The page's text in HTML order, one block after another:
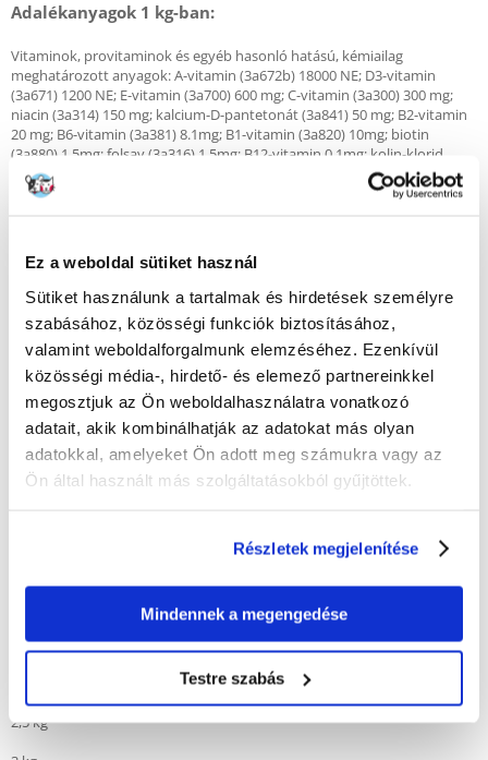
Ez a weboldal sütiket használ
Sütiket használunk a tartalmak és hirdetések személyre
szabásához, közösségi funkciók biztosításához,
valamint weboldalforgalmunk elemzéséhez. Ezenkívül
közösségi média-, hirdető- és elemező partnereinkkel
megosztjuk az Ön weboldalhasználatra vonatkozó
adatait, akik kombinálhatják az adatokat más olyan
adatokkal, amelyeket Ön adott meg számukra vagy az
Ön által használt más szolgáltatásokból gyűjtöttek.
Részletek megjelenítése
Mindennek a megengedése
Testre szabás
Adalékanyagok 1 kg-ban:
Vitaminok, provitaminok és egyéb hasonló hatású, kémiailag
meghatározott anyagok: A-vitamin (3a672b) 18000 NE; D3-vitamin
(3a671) 1200 NE; E-vitamin (3a700) 600 mg; C-vitamin (3a300) 300 mg;
niacin (3a314) 150 mg; kalcium-D-pantetonát (3a841) 50 mg; B2-vitamin
20 mg; B6-vitamin (3a381) 8.1mg; B1-vitamin (3a820) 10mg; biotin
(3a880) 1,5mg; folsav (3a316) 1,5mg; B12-vitamin 0,1mg; kolin-klorid
(3a890) 2500mg; béta-karotin [3a160(a) 1,5mg. Nyomelemkeverékek:
cink [cinkkelát metionin-hidroxi-analóggal (3b6.10)]: 163,80 mg; mangán
hidroxi-analóggal (3b4.10)]: 15,80 mg. Aminosavak, sóik és kapcsolódó
termékek: DL-metionin, tiszta (3c301) 5000mg; taurin (3a370) 4000mg; L-
karnitin (3a910) 300mg. Érzékszervi adalékanyagok: zöld tea kivonat
100mg; rozmaring kivonat. Antioxidánsok: növényi olajokból származó
tokoferol-kivonatok (1b306(i).
Elemzés:
Nyersfehérje 36,00%; nyerszsír 20,00%; nyersrost 1,90%; nedvesség
8,00%; nyershamu 8,10%; kalcium 1,10%; foszfor 0,90%; magnézium
0,08%; Omega-6 zsírsavak 3,30%; Omega-3 zsírsavak 0,90%; DHA 0,50%;
Táplálási ajánlások:
Súly
2,5 kg